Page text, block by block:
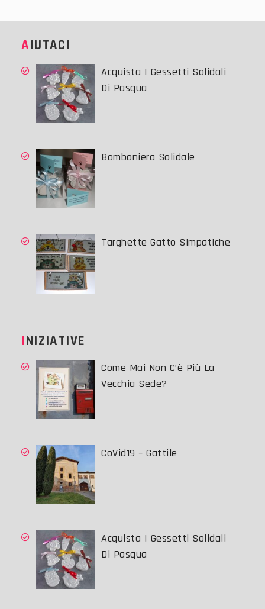
AIUTACI
Acquista I Gessetti Solidali
Di Pasqua
Bomboniera Solidale
Targhette Gatto Simpatiche
INIZIATIVE
Come Mai Non C’è Più La
Vecchia Sede?
CoVid19 – Gattile
Acquista I Gessetti Solidali
Di Pasqua